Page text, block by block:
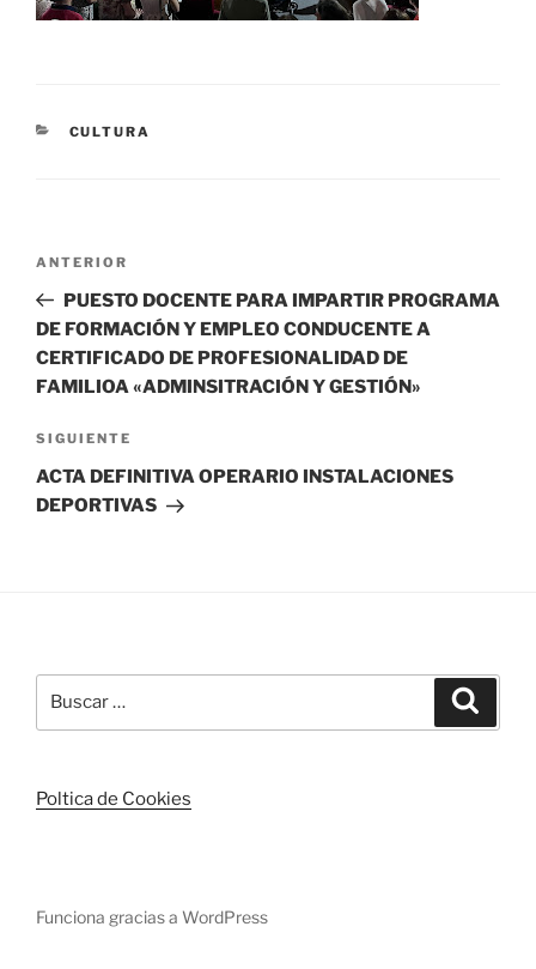
CATEGORÍAS
CULTURA
entradas
Entrada
anterior:
ANTERIOR
PUESTO DOCENTE PARA IMPARTIR PROGRAMA
DE FORMACIÓN Y EMPLEO CONDUCENTE A
CERTIFICADO DE PROFESIONALIDAD DE
FAMILIOA «ADMINSITRACIÓN Y GESTIÓN»
Siguiente
entrada
SIGUIENTE
ACTA DEFINITIVA OPERARIO INSTALACIONES
DEPORTIVAS
por:
Poltica de Cookies
Funciona gracias a WordPress